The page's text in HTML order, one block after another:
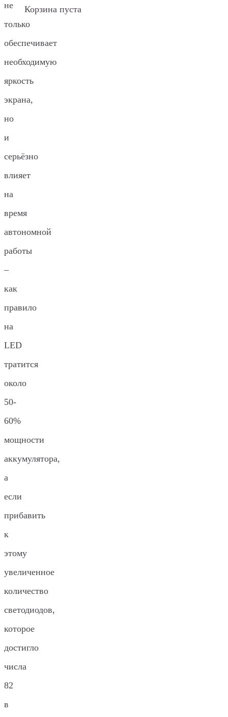
Корзина пуста
не
только
обеспечивает
необходимую
яркость
экрана,
но
и
серьёзно
влияет
на
время
автономной
работы
–
как
правило
на
LED
тратится
около
50-
60%
мощности
аккумулятора,
а
если
прибавить
к
этому
увеличенное
количество
светодиодов,
которое
достигло
числа
82
в